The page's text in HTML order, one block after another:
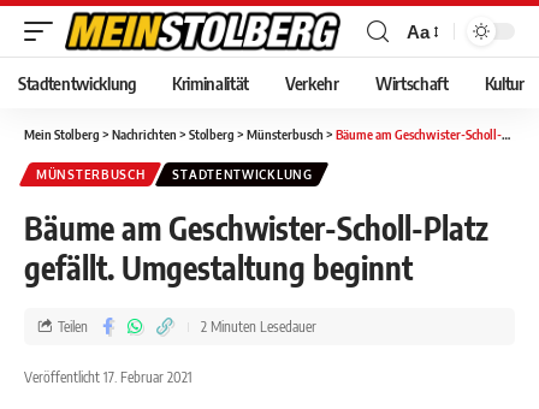
Aa
Stadtentwicklung Kriminalität Verkehr Wirtschaft Kultur
Mein Stolberg > Nachrichten > Stolberg > Münsterbusch > Bäume am Geschwister-Scholl-Platz gefällt. Umgestaltung beginnt
MÜNSTERBUSCH STADTENTWICKLUNG
Bäume am Geschwister-Scholl-Platz
gefällt. Umgestaltung beginnt
Veröffentlicht 17. Februar 2021
Teilen 2 Minuten Lesedauer